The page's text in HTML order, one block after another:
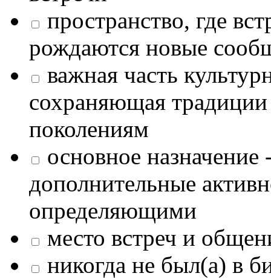
пространство, где
рождаются новые
важная часть
сохраняющая
поколениям
основное назначение
дополнительные
определяющими
место встреч и
никогда не был(а) в